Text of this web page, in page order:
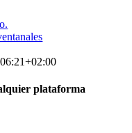
plataforma